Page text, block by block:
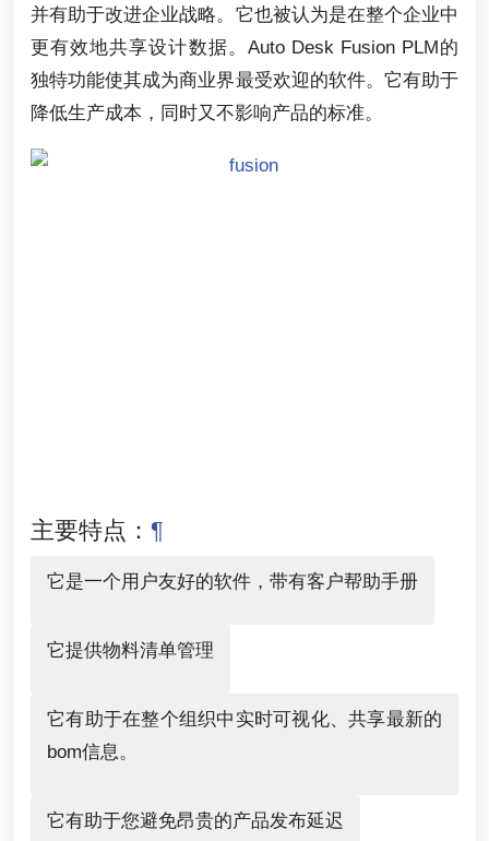
并有助于改进企业战略。它也被认为是在整个企业中
更有效地共享设计数据。Auto Desk Fusion PLM的
独特功能使其成为商业界最受欢迎的软件。它有助于
降低生产成本，同时又不影响产品的标准。
主要特点： ¶
它是一个用户友好的软件，带有客户帮助手册
它提供物料清单管理
它有助于在整个组织中实时可视化、共享最新的
bom信息。
它有助于您避免昂贵的产品发布延迟